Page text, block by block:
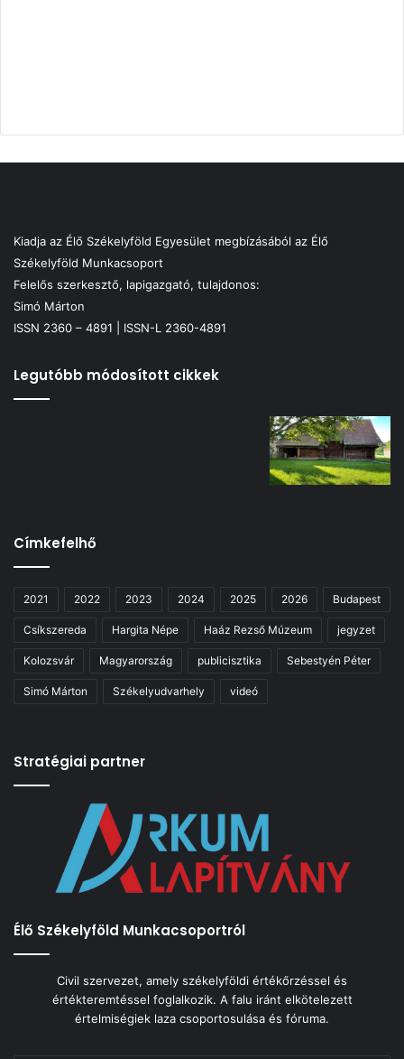
Kiadja az Élő Székelyföld Egyesület megbízásából az Élő
Székelyföld Munkacsoport
Felelős szerkesztő, lapigazgató, tulajdonos:
Simó Márton
ISSN 2360 – 4891 | ISSN-L 2360-4891
Legutóbb módosított cikkek
Címkefelhő
2021 2022 2023 2024 2025 2026 Budapest
Csíkszereda Hargita Népe Haáz Rezső Múzeum jegyzet
Kolozsvár Magyarország publicisztika Sebestyén Péter
Simó Márton Székelyudvarhely videó
Stratégiai partner
Élő Székelyföld Munkacsoportról
Civil szervezet, amely székelyföldi értékőrzéssel és
értékteremtéssel foglalkozik. A falu iránt elkötelezett
értelmiségiek laza csoportosulása és fóruma.